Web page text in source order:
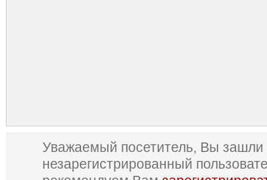
Уважаемый посетитель, Вы зашли
незарегистрированный